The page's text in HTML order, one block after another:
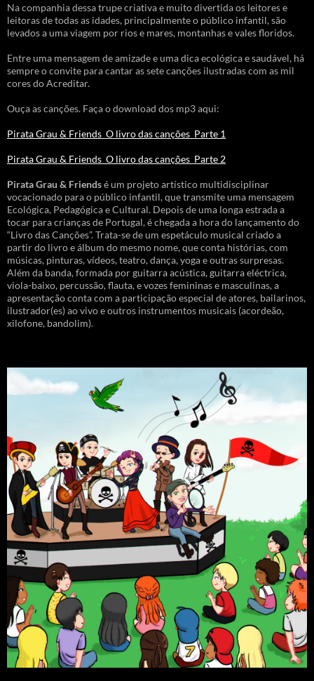
Na companhia dessa trupe criativa e muito divertida os leitores e
leitoras de todas as idades, principalmente o público infantil, são
levados a uma viagem por rios e mares, montanhas e vales floridos.
Entre uma mensagem de amizade e uma dica ecológica e saudável, há
sempre o convite para cantar as sete canções ilustradas com as mil
cores do Acreditar.
Ouça as canções. Faça o download dos mp3 aqui:
Pirata Grau & Friends_O livro das canções_Parte 1
Pirata Grau & Friends_O livro das canções_Parte 2
Pirata Grau & Friendsé um projeto artístico multidisciplinar
vocacionado para o público infantil, que transmite uma mensagem
Ecológica, Pedagógica e Cultural. Depois de uma longa estrada a
tocar para crianças de Portugal, é chegada a hora do lançamento do
“Livro das Canções”. Trata-se de um espetáculo musical criado a
partir do livro e álbum do mesmo nome, que conta histórias, com
músicas, pinturas, vídeos, teatro, dança, yoga e outras surpresas.
Além da banda, formada por guitarra acústica, guitarra eléctrica,
viola-baixo, percussão, flauta, e vozes femininas e masculinas, a
apresentação conta com a participação especial de atores, bailarinos,
ilustrador(es) ao vivo e outros instrumentos musicais (acordeão,
xilofone, bandolim).